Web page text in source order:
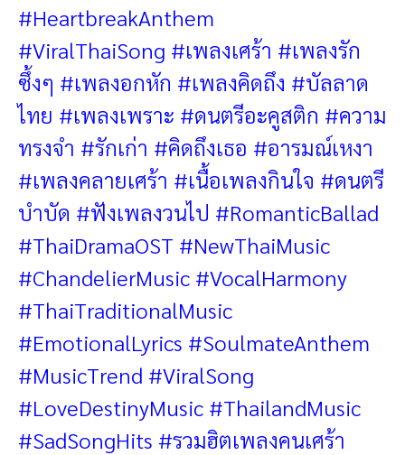
#HeartbreakAnthem
#ViralThaiSong #เพลงเศร้า #เพลงรัก
ซึ้งๆ #เพลงอกหัก #เพลงคิดถึง #บัลลาด
ไทย #เพลงเพราะ #ดนตรีอะคูสติก #ความ
ทรงจำ #รักเก่า #คิดถึงเธอ #อารมณ์เหงา
#เพลงคลายเศร้า #เนื้อเพลงกินใจ #ดนตรี
บำบัด #ฟังเพลงวนไป #RomanticBallad
#ThaiDramaOST #NewThaiMusic
#ChandelierMusic #VocalHarmony
#ThaiTraditionalMusic
#EmotionalLyrics #SoulmateAnthem
#MusicTrend #ViralSong
#LoveDestinyMusic #ThailandMusic
#SadSongHits #รวมฮิตเพลงคนเศร้า